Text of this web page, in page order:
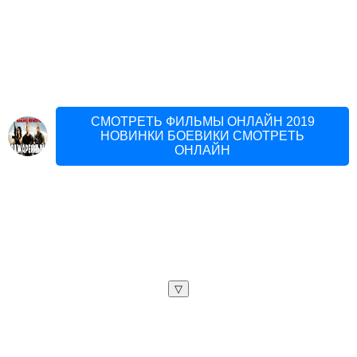
СМОТРЕТЬ ФИЛЬМЫ ОНЛАЙН 2019
НОВИНКИ БОЕВИКИ СМОТРЕТЬ
ОНЛАЙН
▽